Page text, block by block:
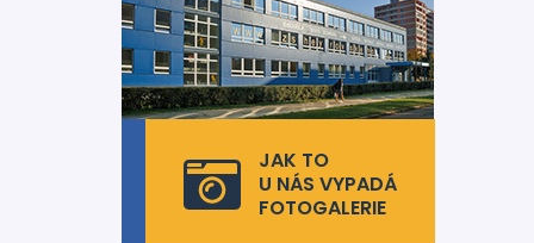
JAK TO
U NÁS VYPADÁ
FOTOGALERIE